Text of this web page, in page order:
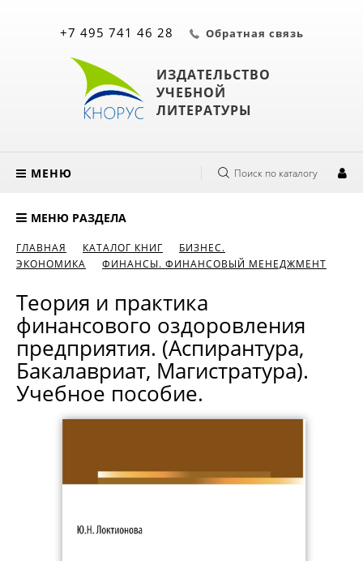
ИЗДАТЕЛЬСТВО
УЧЕБНОЙ
ЛИТЕРАТУРЫ
+7 495 741 46 28 Обратная связь
МЕНЮ Поиск по каталогу
МЕНЮ РАЗДЕЛА
ГЛАВНАЯ КАТАЛОГ КНИГ
БИЗНЕС.
ЭКОНОМИКА
ФИНАНСЫ. ФИНАНСОВЫЙ МЕНЕДЖМЕНТ
Теория и практика
финансового оздоровления
предприятия. (Аспирантура,
Бакалавриат, Магистратура).
Учебное пособие.